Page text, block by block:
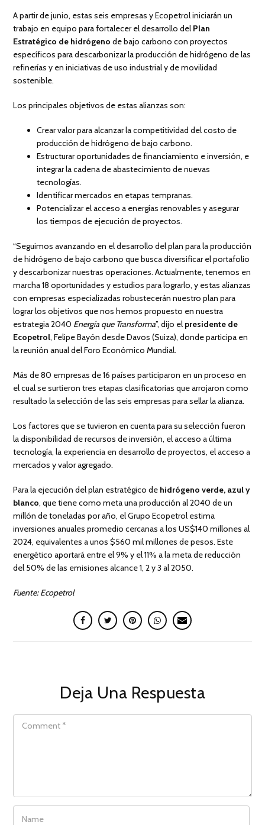
A partir de junio, estas seis empresas y Ecopetrol iniciarán un
trabajo en equipo para fortalecer el desarrollo del Plan
Estratégico de hidrógeno de bajo carbono con proyectos
específicos para descarbonizar la producción de hidrógeno de las
refinerías y en iniciativas de uso industrial y de movilidad
sostenible.
Los principales objetivos de estas alianzas son:
Crear valor para alcanzar la competitividad del costo de
producción de hidrógeno de bajo carbono.
Estructurar oportunidades de financiamiento e inversión, e
integrar la cadena de abastecimiento de nuevas
tecnologías.
Identificar mercados en etapas tempranas.
Potencializar el acceso a energías renovables y asegurar
los tiempos de ejecución de proyectos.
“Seguimos avanzando en el desarrollo del plan para la producción
de hidrógeno de bajo carbono que busca diversificar el portafolio
y descarbonizar nuestras operaciones. Actualmente, tenemos en
marcha 18 oportunidades y estudios para lograrlo, y estas alianzas
con empresas especializadas robustecerán nuestro plan para
lograr los objetivos que nos hemos propuesto en nuestra
estrategia 2040 Energía que Transforma”, dijo el presidente de
Ecopetrol, Felipe Bayón desde Davos (Suiza), donde participa en
la reunión anual del Foro Económico Mundial.
Más de 80 empresas de 16 países participaron en un proceso en
el cual se surtieron tres etapas clasificatorias que arrojaron como
resultado la selección de las seis empresas para sellar la alianza.
Los factores que se tuvieron en cuenta para su selección fueron
la disponibilidad de recursos de inversión, el acceso a última
tecnología, la experiencia en desarrollo de proyectos, el acceso a
mercados y valor agregado.
Para la ejecución del plan estratégico de hidrógeno verde, azul y
blanco, que tiene como meta una producción al 2040 de un
millón de toneladas por año, el Grupo Ecopetrol estima
inversiones anuales promedio cercanas a los US$140 millones al
2024, equivalentes a unos $560 mil millones de pesos. Este
energético aportará entre el 9% y el 11% a la meta de reducción
del 50% de las emisiones alcance 1, 2 y 3 al 2050.
Fuente: Ecopetrol
Deja Una Respuesta
COMMENT
NAME